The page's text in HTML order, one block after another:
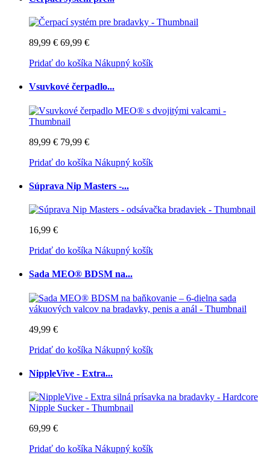
89,99 € 69,99 €
Pridať do košíka Nákupný košík
Vsuvkové čerpadlo...
89,99 € 79,99 €
Pridať do košíka Nákupný košík
Súprava Nip Masters -...
16,99 €
Pridať do košíka Nákupný košík
Sada MEO® BDSM na...
49,99 €
Pridať do košíka Nákupný košík
NippleVive - Extra...
69,99 €
Pridať do košíka Nákupný košík